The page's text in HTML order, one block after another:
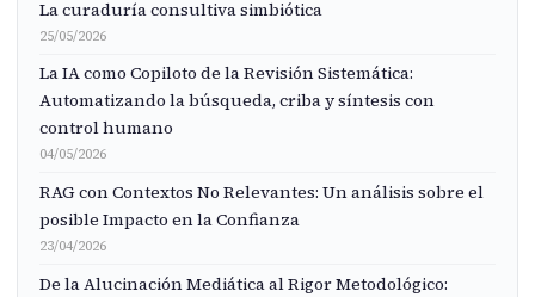
La curaduría consultiva simbiótica
25/05/2026
La IA como Copiloto de la Revisión Sistemática:
Automatizando la búsqueda, criba y síntesis con
control humano
04/05/2026
RAG con Contextos No Relevantes: Un análisis sobre el
posible Impacto en la Confianza
23/04/2026
De la Alucinación Mediática al Rigor Metodológico: